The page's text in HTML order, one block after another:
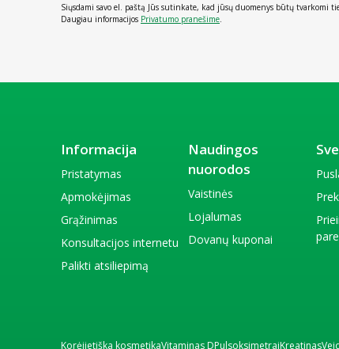
Siųsdami savo el. paštą Jūs sutinkate, kad jūsų duomenys būtų tvarkomi
Daugiau informacijos Privatumo pranešime
Informacija
Pristatymas
Apmokėjimas
Grąžinimas
Konsultacijos internetu
Palikti atsiliepimą
Naudingos
nuorodos
Vaistinės
Lojalumas
Dovanų kuponai
Korėjietiška kosmetikaVitaminas DPulsoksimetraiKreatinas